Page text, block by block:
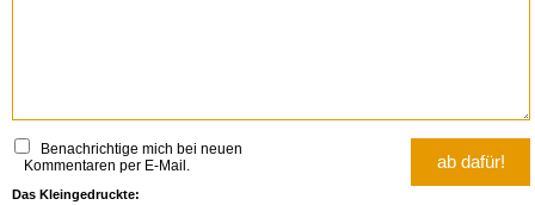
Benachrichtige mich bei neuen
Kommentaren per E-Mail.
Das Kleingedruckte: